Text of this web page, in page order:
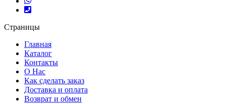
Страницы
Главная
Каталог
Контакты
О Нас
Как сделать заказ
Доставка и оплата
Возврат и обмен